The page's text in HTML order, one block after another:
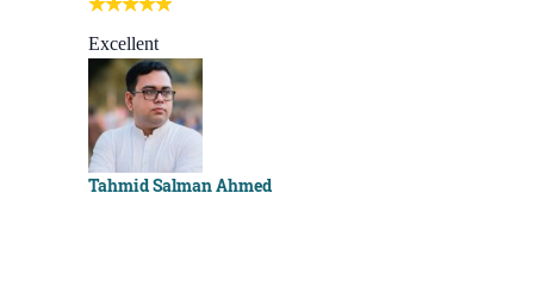
Excellent
Tahmid Salman Ahmed